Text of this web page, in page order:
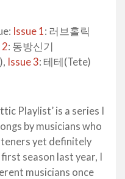
Issue 1: 러브홀릭
2: 동방신기
Issue 3: 테테(Tete)
Playlist’ is a series I
by musicians who
yet definitely
season last year, I
musicians once